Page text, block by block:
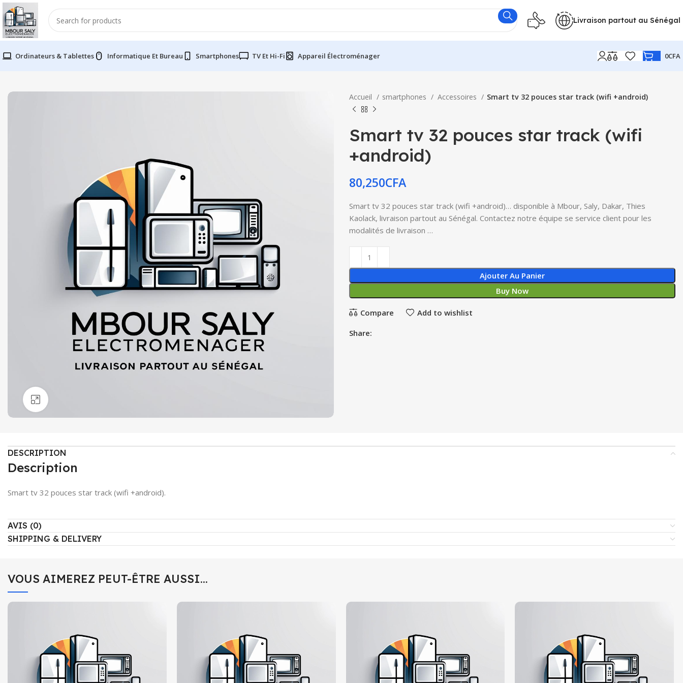
Livraison partout au Sénégal
Ordinateurs & Tablettes Informatique Et Bureau Smartphones TV Et Hi-Fi Appareil Électroménager 0CFA
Accueil smartphones Accessoires Smart tv 32 pouces star track (wifi +android)
Smart tv 32 pouces star track (wifi
+android)
80,250CFA
Smart tv 32 pouces star track (wifi +android)… disponible à Mbour, Saly, Dakar, Thies
Kaolack, livraison partout au Sénégal. Contactez notre équipe se service client pour les
modalités de livraison …
Ajouter Au Panier
Buy Now
Compare Add to wishlist
Share:
DESCRIPTION
Description
Smart tv 32 pouces star track (wifi +android).
AVIS (0)
SHIPPING & DELIVERY
VOUS AIMEREZ PEUT-ÊTRE AUSSI…